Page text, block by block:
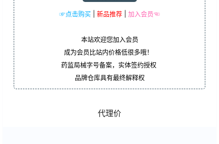
☞点击购买 新品推荐 加入会员☜
本站欢迎您加入会员
成为会员比站内价格低很多哦！
药监局械字号备案，实体签约授权
品牌仓库具有最终解释权
代理价